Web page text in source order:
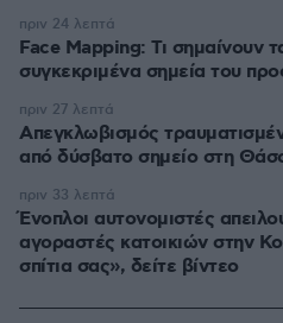
Face Mapping: Τι σημαίνουν
συγκεκριμένα σημεία του
πριν 24 λεπτά
Απεγκλωβισμός
από δύσβατο σημείο στη
πριν 27 λεπτά
Ένοπλοι αυτονομιστές
αγοραστές κατοικιών στην
σπίτια σας», δείτε βίντεο
πριν 33 λεπτά